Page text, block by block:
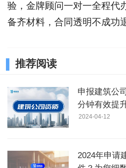
验，金牌顾问一对一全程代
备齐材料，合同透明不成功
推荐阅读
申报建筑公
分钟有效提
2024-04-12
2024年申请